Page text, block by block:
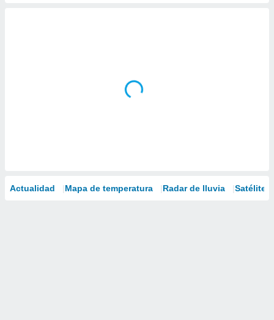
Actualidad Mapa de temperatura Radar de lluvia Satélites